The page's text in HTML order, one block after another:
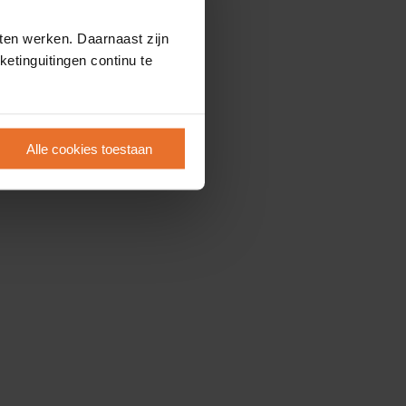
werken. Daarnaast zijn
continu te
Alle cookies toestaan